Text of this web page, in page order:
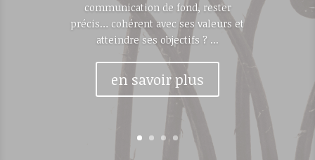
communication de fond, rester
précis… cohérent avec ses valeurs et
atteindre ses objectifs ? ...
en savoir plus